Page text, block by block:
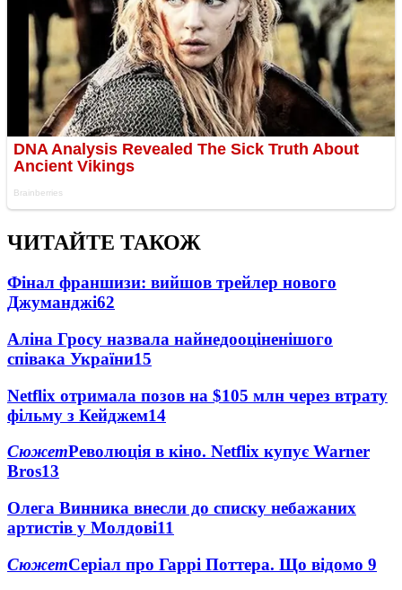
ЧИТАЙТЕ ТАКОЖ
Фінал франшизи: вийшов трейлер нового
Джуманджі62
Аліна Гросу назвала найнедооціненішого
співака України15
Netflix отримала позов на $105 млн через втрату
фільму з Кейджем14
СюжетРеволюція в кіно. Netflix купує Warner
Bros13
Олега Винника внесли до списку небажаних
артистів у Молдові11
СюжетСеріал про Гаррі Поттера. Що відомо 9